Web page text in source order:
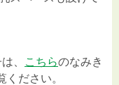
、 こちらのなみき
ださい。